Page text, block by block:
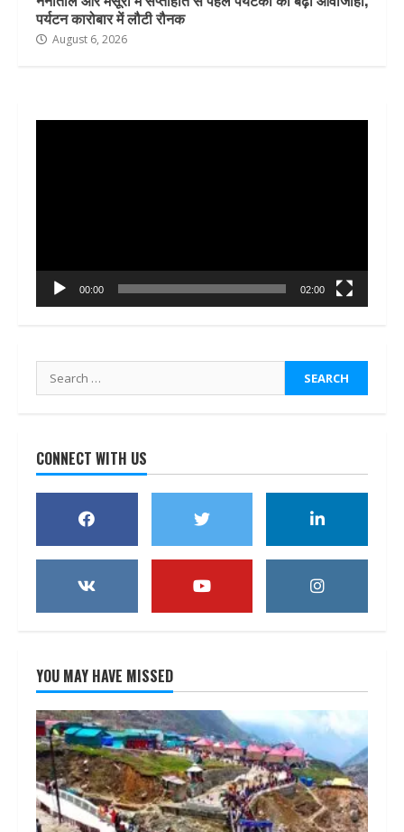
पर्यटन कारोबार में लौटी रौनक
August 6, 2026
00:00 02:00
Search
for:
CONNECT WITH US
YOU MAY HAVE MISSED